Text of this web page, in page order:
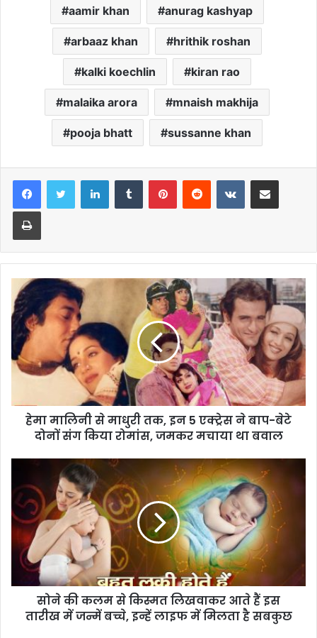
aamir khan anurag kashyap
arbaaz khan hrithik roshan
kalki koechlin kiran rao
malaika arora mnaish makhija
pooja bhatt sussanne khan
LinkedInTumblr PinterestReddit VKontakteShare via Email
Print
हेमा मालिनी से माधुरी तक, इन 5 एक्ट्रेस ने बाप-बेटे
दोनों संग किया रोमांस, जमकर मचाया था बवाल
सोने की कलम से किस्मत लिखवाकर आते हैं इस
तारीख में जन्में बच्चे, इन्हें लाइफ में मिलता है सबकुछ